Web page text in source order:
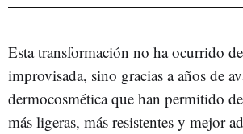
Esta transformación no ha ocurrido
improvisada, sino gracias a años de
dermocosmética que han permitido
más ligeras, más resistentes y mejor